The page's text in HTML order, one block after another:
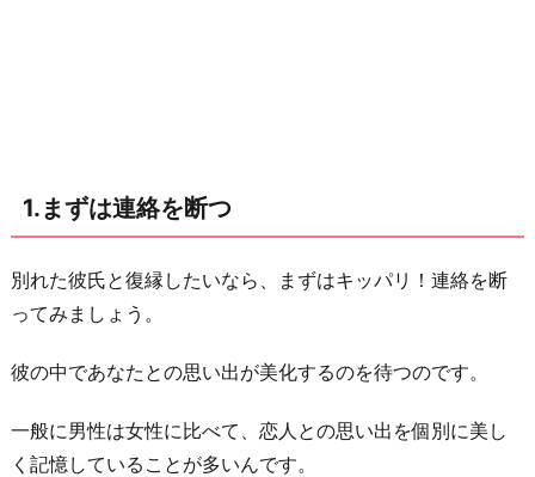
共
の
友
か
ら
様
1.まずは連絡を断つ
別れた彼氏と復縁したいなら、まずはキッパリ！連絡を断
ってみましょう。
彼の中であなたとの思い出が美化するのを待つのです。
一般に男性は女性に比べて、恋人との思い出を個別に美し
く記憶していることが多いんです。